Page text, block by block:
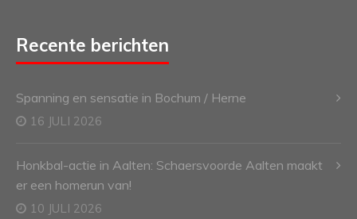
Recente berichten
Spanning en sensatie in Bochum / Herne
16 JULI 2026
Honkbal-actie in Aalten: Schaersvoorde Aalten maakt
er een homerun van!
10 JULI 2026